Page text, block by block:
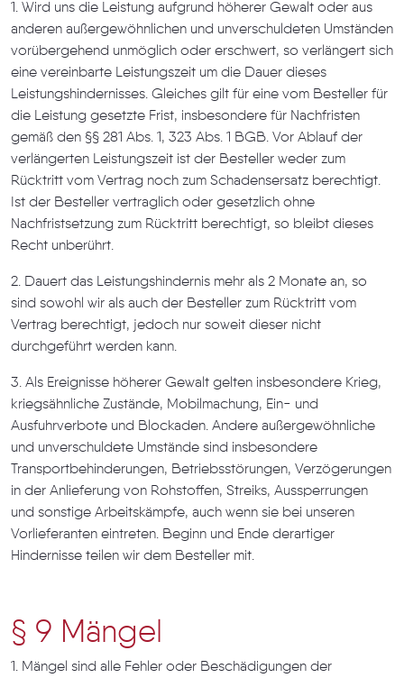
1. Wird uns die Leistung aufgrund höherer Gewalt oder aus
anderen außergewöhnlichen und unverschuldeten Umständen
vorübergehend unmöglich oder erschwert, so verlängert sich
eine vereinbarte Leistungszeit um die Dauer dieses
Leistungshindernisses. Gleiches gilt für eine vom Besteller für
die Leistung gesetzte Frist, insbesondere für Nachfristen
gemäß den §§ 281 Abs. 1, 323 Abs. 1 BGB. Vor Ablauf der
verlängerten Leistungszeit ist der Besteller weder zum
Rücktritt vom Vertrag noch zum Schadensersatz berechtigt.
Ist der Besteller vertraglich oder gesetzlich ohne
Nachfristsetzung zum Rücktritt berechtigt, so bleibt dieses
Recht unberührt.
2. Dauert das Leistungshindernis mehr als 2 Monate an, so
sind sowohl wir als auch der Besteller zum Rücktritt vom
Vertrag berechtigt, jedoch nur soweit dieser nicht
durchgeführt werden kann.
3. Als Ereignisse höherer Gewalt gelten insbesondere Krieg,
kriegsähnliche Zustände, Mobilmachung, Ein- und
Ausfuhrverbote und Blockaden. Andere außergewöhnliche
und unverschuldete Umstände sind insbesondere
Transportbehinderungen, Betriebsstörungen, Verzögerungen
in der Anlieferung von Rohstoffen, Streiks, Aussperrungen
und sonstige Arbeitskämpfe, auch wenn sie bei unseren
Vorlieferanten eintreten. Beginn und Ende derartiger
Hindernisse teilen wir dem Besteller mit.
§ 9 Mängel
1. Mängel sind alle Fehler oder Beschädigungen der